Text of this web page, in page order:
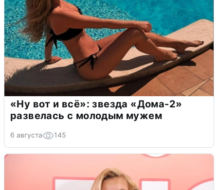
«Ну вот и всё»: звезда «Дома-2»
развелась с молодым мужем
6 августа 145